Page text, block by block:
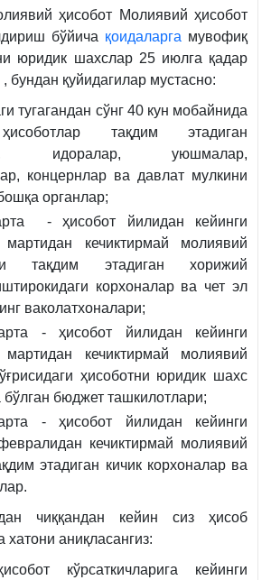
ҳисобот Молиявий ҳисобот
бўйича қоидаларга мувофиқ
юридик шахслар 25 июлга қадар
03.07.2000
, бундан қуйидагилар мустасно:
тугагандан сўнг 40 кун мобайнида
тақдим этадиган
идоралар, уюшмалар,
концернлар ва давлат мулкини
органлар;
- ҳисобот йилидан кейинги
кечиктирмай молиявий
тақдим этадиган хорижий
корхоналар ва чет эл
ваколатхоналари;
- ҳисобот йилидан кейинги
кечиктирмай молиявий
ҳисоботни юридик шахс
бўлган бюджет ташкилотлари;
- ҳисобот йилидан кейинги
кечиктирмай молиявий
этадиган кичик корхоналар ва
чиққандан кейин сиз ҳисоб
аниқласангиз:
кўрсаткичларига кейинги